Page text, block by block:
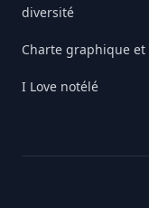
diversité
Charte graphique et
I Love notélé